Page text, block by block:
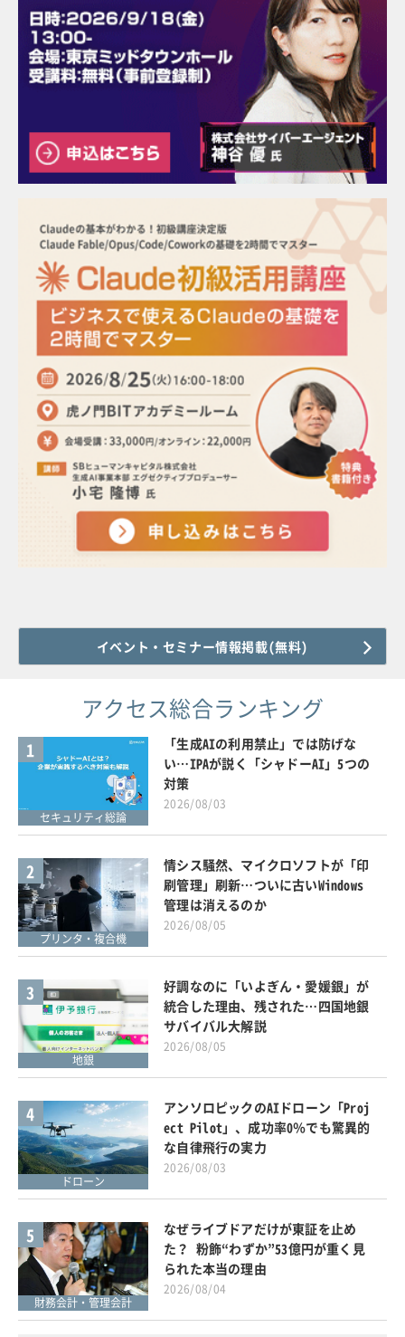
イベント・セミナー情報掲載(無料)
アクセス総合ランキング
1
セキュリティ総論
「生成AIの利用禁止」では防げな
い…IPAが説く「シャドーAI」5つの
対策
2026/08/03
2
プリンタ・複合機
情シス騒然、マイクロソフトが「印
刷管理」刷新…ついに古いWindows
管理は消えるのか
2026/08/05
3
地銀
好調なのに「いよぎん・愛媛銀」が
統合した理由、残された…四国地銀
サバイバル大解説
2026/08/05
4
ドローン
アンソロピックのAIドローン「Proj
ect Pilot」、成功率0％でも驚異的
な自律飛行の実力
2026/08/03
5
財務会計・管理会計
なぜライブドアだけが東証を止め
た？ 粉飾“わずか”53億円が重く見
られた本当の理由
2026/08/04